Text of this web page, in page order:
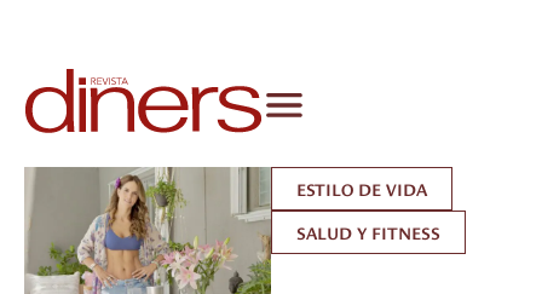
ESTILO DE VIDA
SALUD Y FITNESS